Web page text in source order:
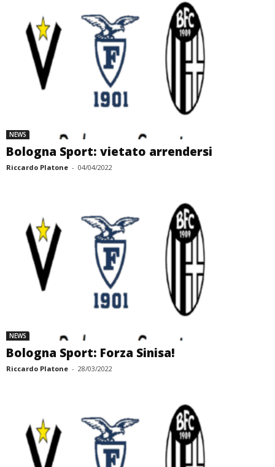
NEWS
Bologna Sport: vietato arrendersi
Riccardo Platone - 04/04/2022
NEWS
Bologna Sport: Forza Sinisa!
Riccardo Platone - 28/03/2022